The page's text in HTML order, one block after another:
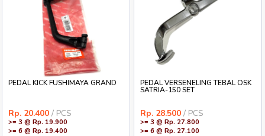
PEDAL KICK FUSHIMAYA GRAND
Rp. 20.400 / PCS
>= 3 @ Rp. 19.900
>= 6 @ Rp. 19.400
PEDAL VERSENELING TEBAL OSK
SATRIA-150 SET
Rp. 28.500 / PCS
>= 3 @ Rp. 27.800
>= 6 @ Rp. 27.100